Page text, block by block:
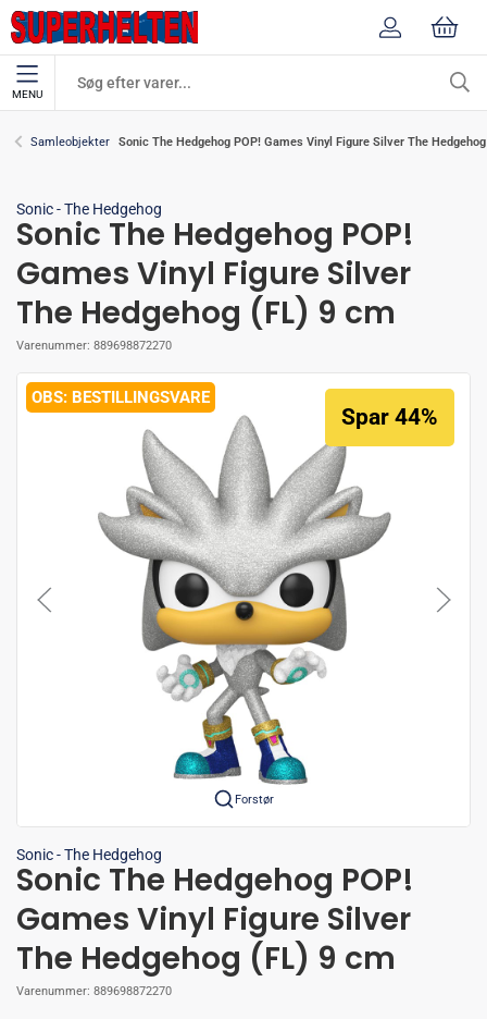
MENU
Samleobjekter Sonic The Hedgehog POP! Games Vinyl Figure Silver The
Sonic - The Hedgehog
Sonic The Hedgehog POP!
Games Vinyl Figure Silver
The Hedgehog (FL) 9 cm
Varenummer: 889698872270
BESTILLINGSVARE
Forstør
Spar 44%
Sonic - The Hedgehog
Sonic The Hedgehog POP!
Games Vinyl Figure Silver
The Hedgehog (FL) 9 cm
Varenummer: 889698872270